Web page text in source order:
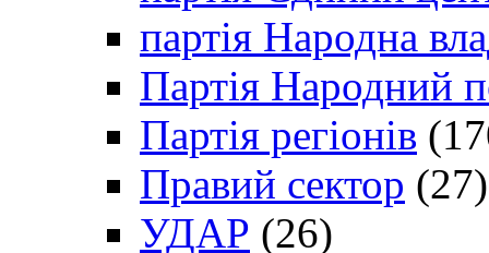
партія Народна
Партія Народний
Партія регіонів
Правий сектор (27)
УДАР (26)